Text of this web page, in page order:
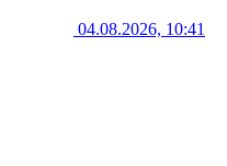
04.08.2026, 10:41